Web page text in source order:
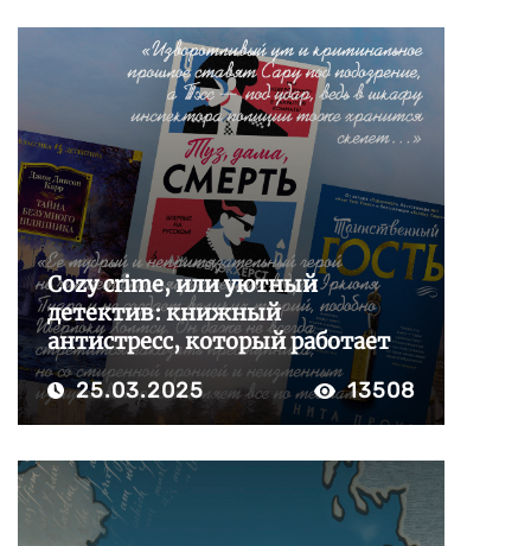
Cozy crime, или уютный
детектив: книжный
антистресс, который работает
25.03.2025 13508